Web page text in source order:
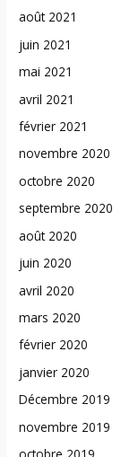
août 2021
juin 2021
mai 2021
avril 2021
février 2021
novembre 2020
octobre 2020
septembre 2020
août 2020
juin 2020
avril 2020
mars 2020
février 2020
janvier 2020
Décembre 2019
novembre 2019